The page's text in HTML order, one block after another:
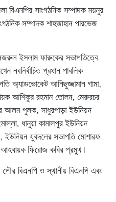
বিএনপির সাংগঠনিক সম্পাদক ময়নুর
সম্পাদক শাহজাহান পারভেজ
ইসলাম ফারুকের সভাপতিত্বে
নবনির্বাচিত প্রধান পাবলিক
অ্যাডভোকেট আনিছুজ্জামান গামা,
আশিকুর রহমান তোলন, মেরুরচর
আলম পুলক, সাধুরপাড়া ইউনিয়ন
ধানুয়া কামালপুর ইউনিয়ন
যুবদলের সভাপতি মোশারফ
ফিরোজ কবির প্রমুখ।
পৌর বিএনপি ও স্থানীয় বিএনপি এবং